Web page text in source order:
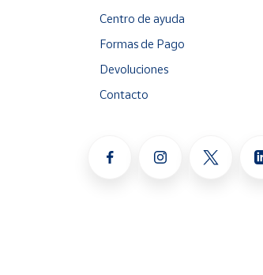
Centro de ayuda
Formas de Pago
Devoluciones
Contacto